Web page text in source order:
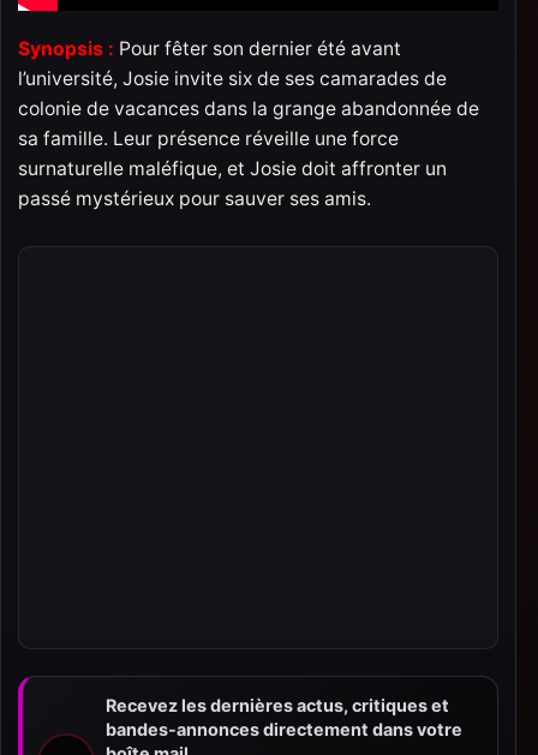
Synopsis : Pour fêter son dernier été avant
l’université, Josie invite six de ses camarades de
colonie de vacances dans la grange abandonnée de
sa famille. Leur présence réveille une force
surnaturelle maléfique, et Josie doit affronter un
passé mystérieux pour sauver ses amis.
Recevez les dernières actus, critiques et
bandes-annonces directement dans votre